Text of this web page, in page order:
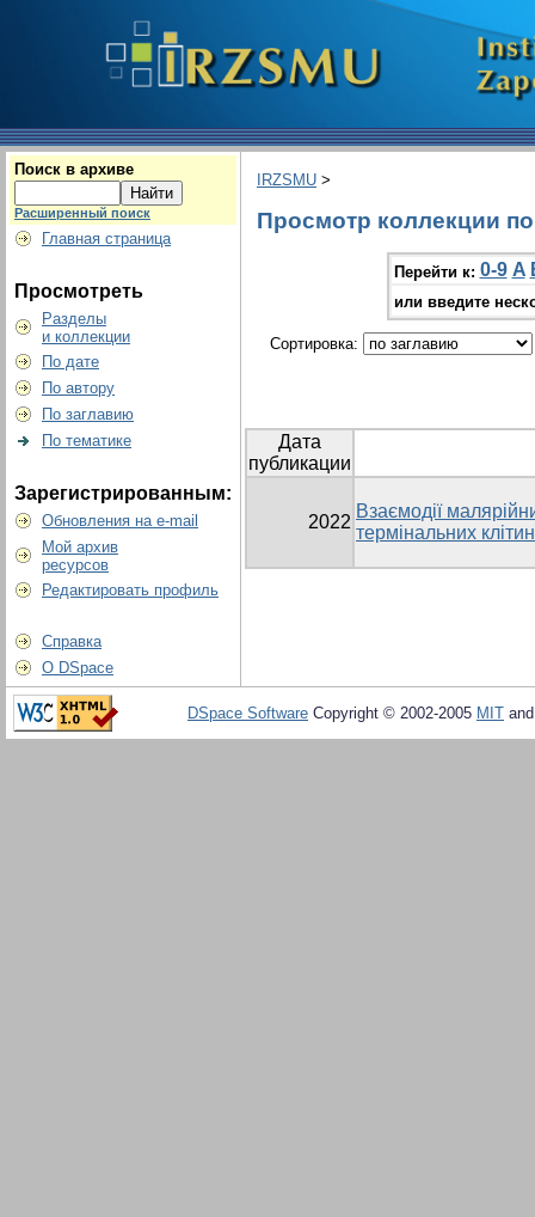
Поиск в архиве
Расширенный поиск
Главная страница
Просмотреть
Разделы
и коллекции
По дате
По автору
По заглавию
По тематике
Зарегистрированным:
Обновления на e-mail
Мой архив
ресурсов
Редактировать профиль
Справка
О DSpace
IRZSMU >
Просмотр коллекции
Перейти к: 0-9 A
или введите
Сортировка:
Дата
публикации
2022
Взаємодії
термінальних
DSpace Software Copyright © 2002-2005 MIT